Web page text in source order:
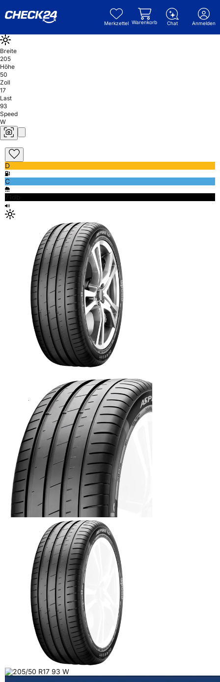
Merkzettel Warenkorb Chat Anmelden
Breite
205
Höhe
50
Zoll
17
Last
93
Speed
W
D
C
71db